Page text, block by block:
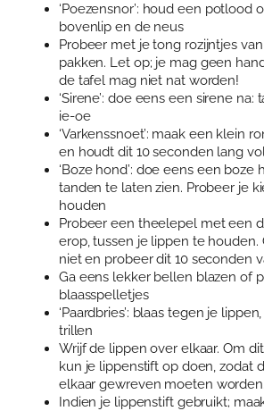
Mijn account
‘Poezensnor’: houd een potlood
bovenlip en de neus
Probeer met je tong rozijntjes
pakken. Let op; je mag geen
de tafel mag niet nat worden!
‘Sirene’: doe eens een sirene
ie-oe
‘Varkenssnoet’: maak een klein
en houdt dit 10 seconden lang vol
‘Boze hond’: doe eens een boze
tanden te laten zien. Probeer je
houden
Probeer een theelepel met een
erop, tussen je lippen te houden.
niet en probeer dit 10 seconden
Ga eens lekker bellen blazen of
blaasspelletjes
‘Paardbries’: blaas tegen je
trillen
Wrijf de lippen over elkaar. Om
kun je lippenstift op doen, zodat
elkaar gewreven moeten worden.
Indien je lippenstift gebruikt;